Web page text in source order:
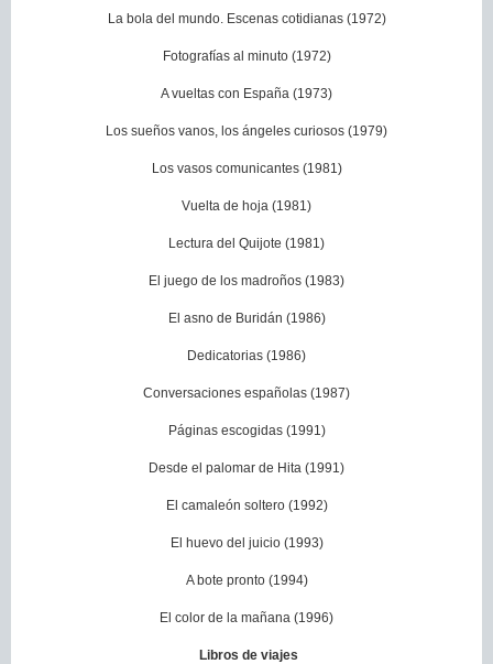
La bola del mundo. Escenas cotidianas (1972)
Fotografías al minuto (1972)
A vueltas con España (1973)
Los sueños vanos, los ángeles curiosos (1979)
Los vasos comunicantes (1981)
Vuelta de hoja (1981)
Lectura del Quijote (1981)
El juego de los madroños (1983)
El asno de Buridán (1986)
Dedicatorias (1986)
Conversaciones españolas (1987)
Páginas escogidas (1991)
Desde el palomar de Hita (1991)
El camaleón soltero (1992)
El huevo del juicio (1993)
A bote pronto (1994)
El color de la mañana (1996)
Libros de viajes